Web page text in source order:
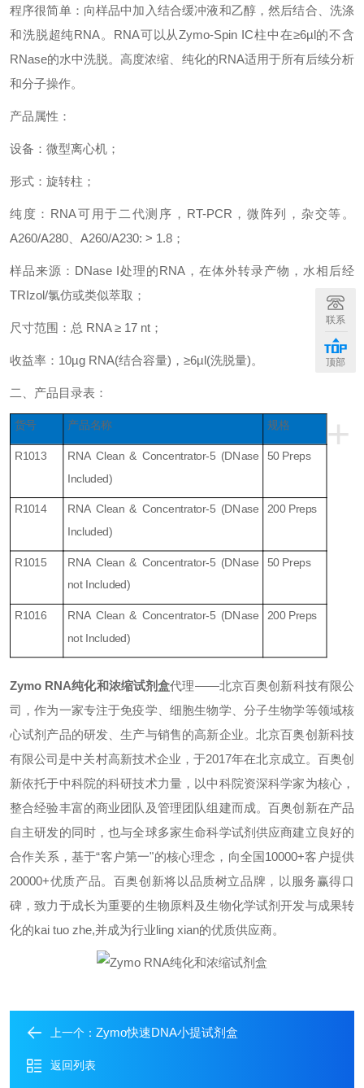
程序很简单：向样品中加入结合缓冲液和乙醇，然后结合、洗涤
和洗脱超纯RNA。 RNA可以从Zymo-Spin IC柱中在≥6µl的不含
RNase的水中洗脱。高度浓缩、纯化的RNA适用于所有后续分析
和分子操作。
产品属性：
设备：微型离心机；
形式：旋转柱；
纯度： RNA可用于二代测序， RT-PCR ，微阵列，杂交等。
A260/A280
A260/A230: > 1.8 ；
样品来源： DNase I处理的RNA ，在体外转录产物，水相后经
TRIzol/氯仿或类似萃取；
尺寸范围：总 RNA ≥ 17 nt ；
收益率： 10µg RNA(结合容量) ， ≥6µl(洗脱量)。
二、 产品目录表 ：
+
货号 产品名称 规格
R1013
RNA Clean & Concentrator-5 (DNase
Included)
50 Preps
R1014 RNA Clean & Concentrator-5 (DNase
Included)
200 Preps
R1015
RNA Clean & Concentrator-5 (DNase
not Included)
50 Preps
R1016 RNA Clean & Concentrator-5 (DNase
not Included)
200 Preps
Zymo RNA纯化和浓缩试剂盒代理——北京百奥创新科技有限公
司，作为一家专注于免疫学、细胞生物学、分子生物学等领域核
心试剂产品的研发、生产与销售的高新企业。北京百奥创新科技
有限公司是中关村高新技术企业，于2017年在北京成立。百奥创
新依托于中科院的科研技术力量，以中科院资深科学家为核心，
整合经验丰富的商业团队及管理团队组建而成。百奥创新在产品
自主研发的同时，也与全球多家生命科学试剂供应商建立良好的
合作关系，基于“客户第一"的核心理念，向全国10000+客户提供
20000+优质产品。百奥创新将以品质树立品牌，以服务赢得口
碑，致力于成长为重要的生物原料及生物化学试剂开发与成果转
化的kai tuo zhe,并成为行业ling xian的优质供应商。
上一个： Zymo快速DNA小提试剂盒
返回列表
联系
顶部